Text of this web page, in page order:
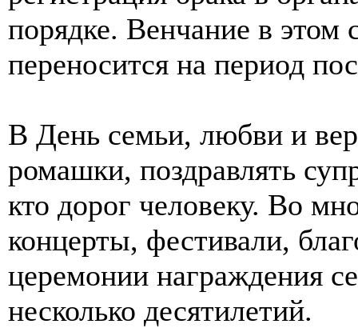
порядке. Венчание в этом
переносится на период
В День семьи, любви и
ромашки, поздравлять
кто дорог человеку. Во
концерты, фестивали,
церемонии награждения
несколько десятилетий.